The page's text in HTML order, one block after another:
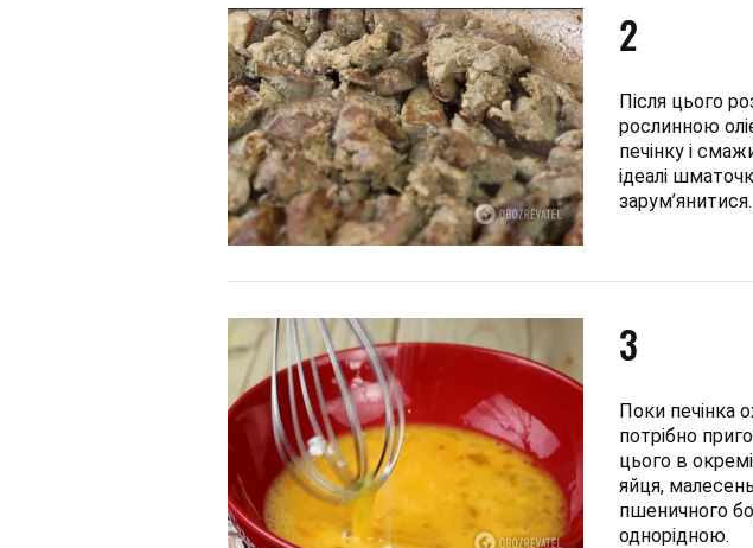
2
Після цього
рослинною
печінку і
ідеалі
зарум’янитися.
3
Поки печінка
потрібно
цього в
яйця,
пшеничного
однорідною.